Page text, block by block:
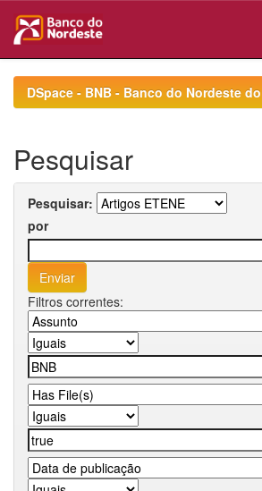
navigationDSpace - BNB - Banco do Nordeste
Pesquisar
Pesquisar:
por
Filtros correntes: